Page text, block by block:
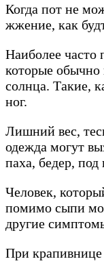
Когда пот не
жжение, как
Наиболее часто
которые обычно
солнца. Такие,
ног.
Лишний вес,
одежда могут
паха, бедер, под
Человек,
помимо сыпи
другие
При